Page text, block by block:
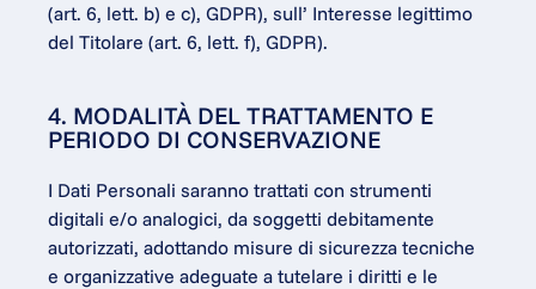
(art. 6, lett. b) e c), GDPR), sull’ Interesse legittimo
del Titolare (art. 6, lett. f), GDPR).
4. MODALITÀ DEL TRATTAMENTO E
PERIODO DI CONSERVAZIONE
I Dati Personali saranno trattati con strumenti
digitali e/o analogici, da soggetti debitamente
autorizzati, adottando misure di sicurezza tecniche
e organizzative adeguate a tutelare i diritti e le